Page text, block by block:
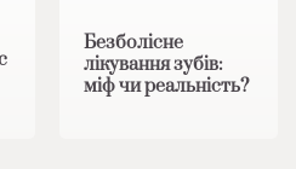
Безболісне
лікування зубів:
міф чи реальність?